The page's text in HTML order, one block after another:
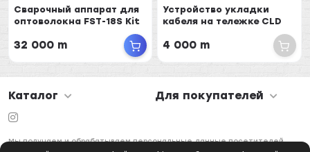
Сварочный аппарат для
оптоволокна FST-18S Kit
32 000 m
Устройство укладки
кабеля на тележке CLD
4 000 m
Каталог Для покупателей
Мы получаем и обрабатываем персональные данные посетителей